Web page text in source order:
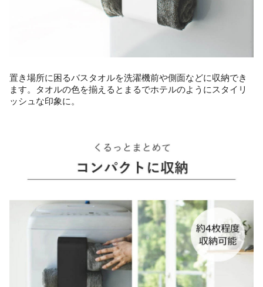
置き場所に困るバスタオルを洗濯機前や側面などに収納でき
ます。タオルの色を揃えるとまるでホテルのようにスタイリ
ッシュな印象に。